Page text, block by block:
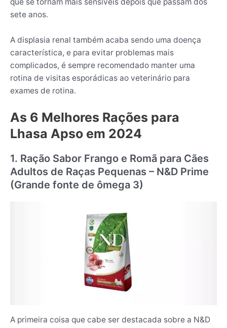
sete anos.
A displasia renal também acaba sendo uma doença
característica, e para evitar problemas mais
complicados, é sempre recomendado manter uma
rotina de visitas esporádicas ao veterinário para
exames de rotina.
As 6 Melhores Rações para
Lhasa Apso em 2024
1. Ração Sabor Frango e Romã para Cães
Adultos de Raças Pequenas – N&D Prime
(Grande fonte de ômega 3)
A primeira coisa que cabe ser destacada sobre a N&D